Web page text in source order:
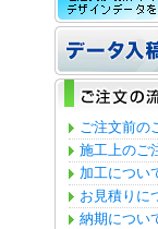
ご注文前の
施工上のご
加工につい
お見積りに
納期につい